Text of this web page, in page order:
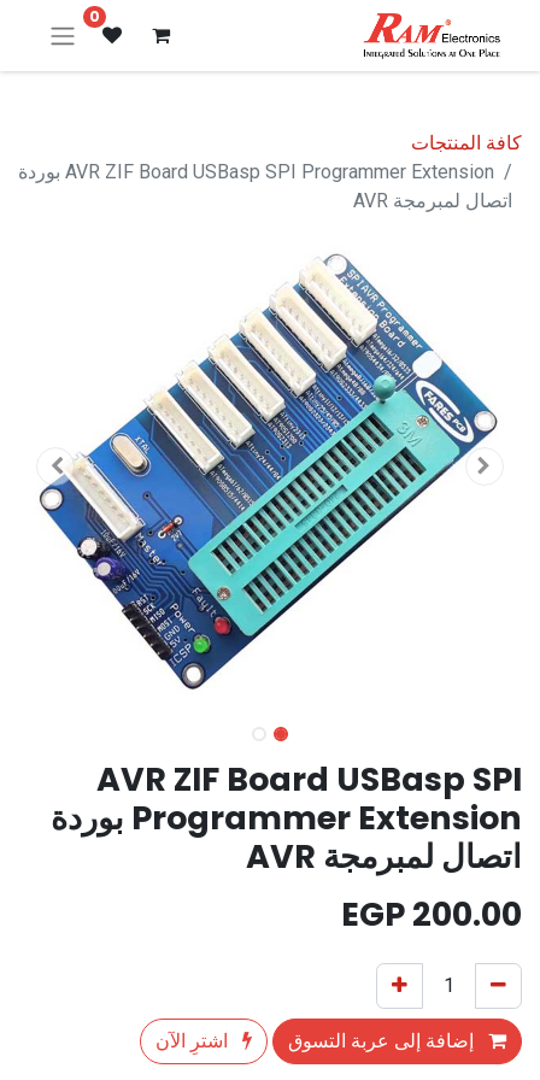
0
كافة المنتجات
AVR ZIF Board USBasp SPI Programmer Extension بوردة
اتصال لمبرمجة AVR
AVR ZIF Board USBasp SPI
Programmer Extension بوردة
اتصال لمبرمجة AVR
200.00
إضافة إلى عربة التسوق اشترِ الآن